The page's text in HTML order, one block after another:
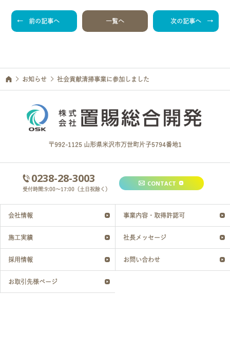
前の記事へ 一覧へ 次の記事へ
お知らせ 社会貢献清掃事業に参加しました
〒992-1125 山形県米沢市万世町片子5794番地1
0238-28-3003
受付時間:9:00～17:00（土日祝除く）
CONTACT
会社情報 事業内容・取得許認可
施工実績 社長メッセージ
採用情報 お問い合わせ
お取引先様ページ